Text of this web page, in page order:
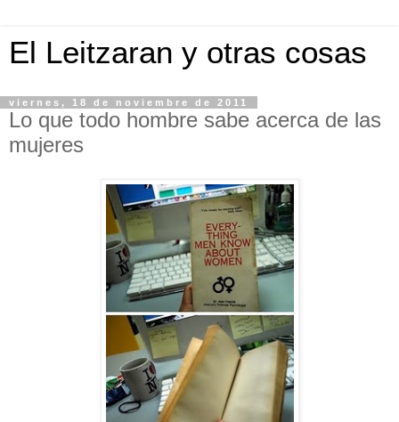
El Leitzaran y otras cosas
viernes, 18 de noviembre de 2011
Lo que todo hombre sabe acerca de las
mujeres